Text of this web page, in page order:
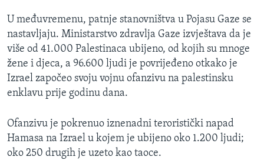
U međuvremenu, patnje stanovništva u Pojasu Gaze se
nastavljaju. Ministarstvo zdravlja Gaze izvještava da je
više od 41.000 Palestinaca ubijeno, od kojih su mnoge
žene i djeca, a 96.600 ljudi je povrijeđeno otkako je
Izrael započeo svoju vojnu ofanzivu na palestinsku
enklavu prije godinu dana.
Ofanzivu je pokrenuo iznenadni teroristički napad
Hamasa na Izrael u kojem je ubijeno oko 1.200 ljudi;
oko 250 drugih je uzeto kao taoce.